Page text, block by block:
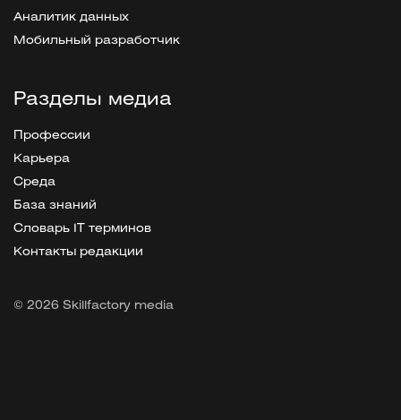
Аналитик данных
Мобильный разработчик
Разделы медиа
Профессии
Карьера
Среда
База знаний
Словарь IT терминов
Контакты редакции
© 2026 Skillfactory media